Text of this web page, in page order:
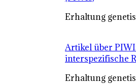
Erhaltung
Artikel über
interspezifische
Erhaltung